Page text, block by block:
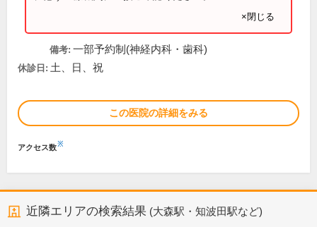
×閉じる
備考: 一部予約制(神経内科・歯科)
休診日: 土、日、祝
この医院の詳細をみる
アクセス数※
近隣エリアの検索結果 (大森駅・知波田駅など)